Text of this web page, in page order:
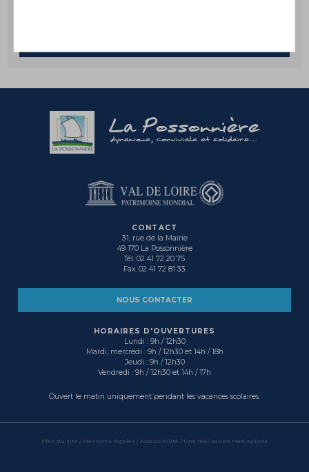
La Possonnière
dynamique, conviviale et solidaire...
CONTACT
31, rue de la Mairie
49 170 La Possonnière
Tél. 02 41 72 20 75
Fax. 02 41 72 81 33
NOUS CONTACTER
HORAIRES D'OUVERTURES
Lundi : 9h / 12h30
Mardi, mercredi : 9h / 12h30 et 14h / 18h
Jeudi : 9h / 12h30
Vendredi : 9h / 12h30 et 14h / 17h
Ouvert le matin uniquement pendant les vacances scolaires.
Plan du site / Mentions légales / Accessibilité / Une réalisation Mediapilote